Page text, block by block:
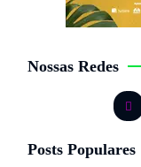
Nossas Redes
Posts Populares